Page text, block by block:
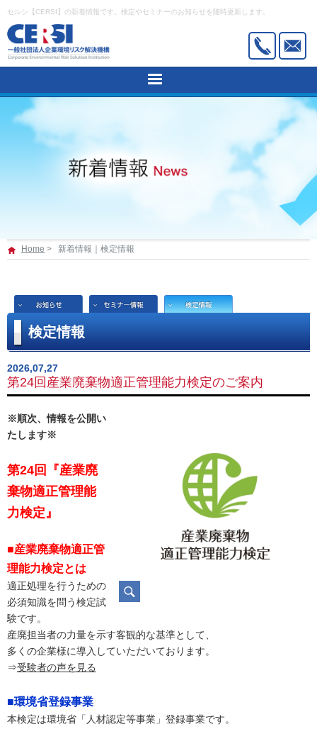
セルシ【CERSI】の新着情報です。検定やセミナーのお知らせを随時更新します。
HOME
建築物石綿含有建材調査者講習
石綿作業主任者技能講習
新着情報
Home > 新着情報｜検定情報
検定情報
2026,07,27
第24回産業廃棄物適正管理能力検定のご案内
※順次、情報を公開い
たします※
第24回『産業廃
棄物適正管理能
力検定』
■産業廃棄物適正管
理能力検定とは
適正処理を行うための
必須知識を問う検定試
験です。
産廃担当者の力量を示す客観的な基準として、
多くの企業様に導入していただいております。
⇒受験者の声を見る
■環境省登録事業
本検定は環境省「人材認定等事業」登録事業です。